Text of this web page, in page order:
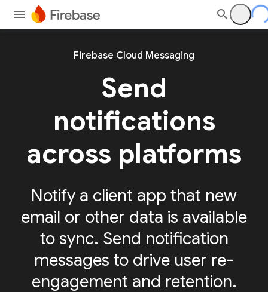
Firebase Cloud Messaging
Send
notifications
across platforms
Notify a client app that new
email or other data is available
to sync. Send notification
messages to drive user re-
engagement and retention.